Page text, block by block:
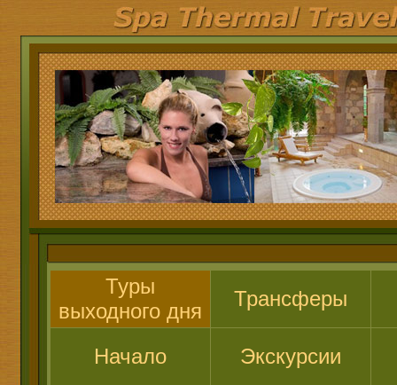
Туры
выходного дня
Трансферы
Начало Экскурсии